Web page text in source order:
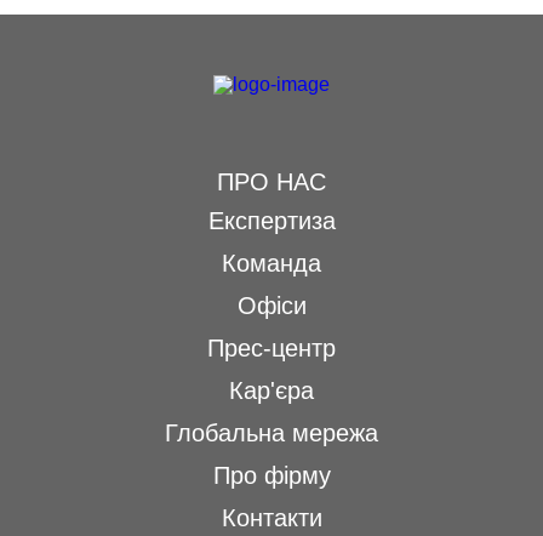
ПРО НАС
Експертиза
Команда
Офіси
Прес-центр
Кар'єра
Глобальна мережа
Про фірму
Контакти